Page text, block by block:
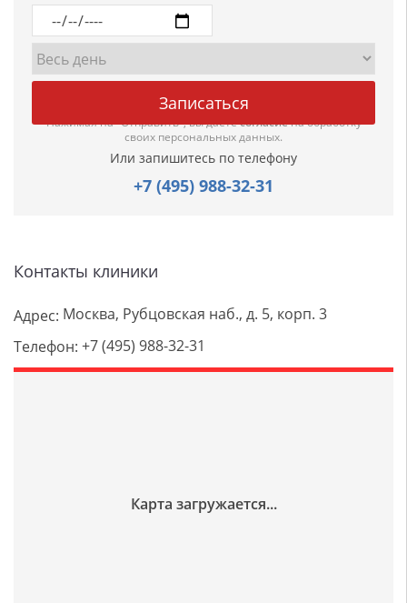
Нажимая на "Отправить", вы даетесогласиена обработку
своих персональных данных.
Или запишитесь по телефону
+7 (495) 988-32-31
Контакты клиники
Адрес: Москва, Рубцовская наб., д. 5, корп. 3
Телефон: +7 (495) 988-32-31